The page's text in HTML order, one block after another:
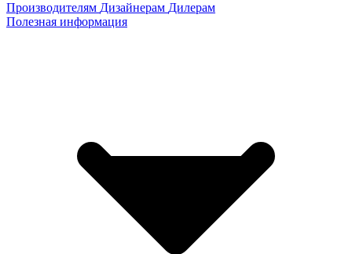
Производителям Дизайнерам Дилерам
Полезная информация